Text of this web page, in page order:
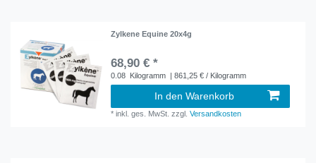
Zylkene Equine 20x4g
68,90 € *
0.08 Kilogramm | 861,25 € / Kilogramm
In den Warenkorb
*inkl. ges. MwSt. zzgl.Versandkosten